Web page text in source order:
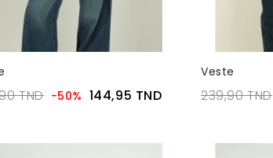
TND -50% 144,95 TND
Veste
239,90 TND